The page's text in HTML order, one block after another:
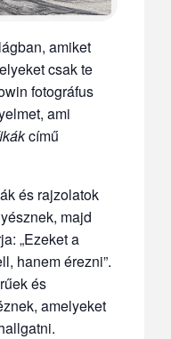
amiket
csak te
fotográfus
ami
című
és rajzolatok
majd
„Ezeket a
hanem érezni”.
és
amelyeket